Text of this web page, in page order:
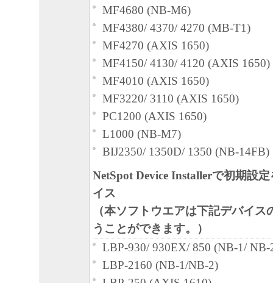
MF4680 (NB-M6)
MF4380/ 4370/ 4270 (MB-T1)
MF4270 (AXIS 1650)
MF4150/ 4130/ 4120 (AXIS 1650)
MF4010 (AXIS 1650)
MF3220/ 3110 (AXIS 1650)
PC1200 (AXIS 1650)
L1000 (NB-M7)
BIJ2350/ 1350D/ 1350 (NB-14FB)
NetSpot Device Installerで初期設
イス
（本ソフトウエアは下記デバイス
うことができます。）
LBP-930/ 930EX/ 850 (NB-1/ NB-
LBP-2160 (NB-1/NB-2)